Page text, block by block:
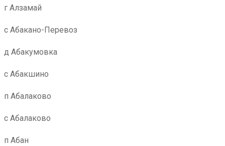
г Алзамай
с Абакано-Перевоз
д Абакумовка
с Абакшино
п Абалаково
с Абалаково
п Абан